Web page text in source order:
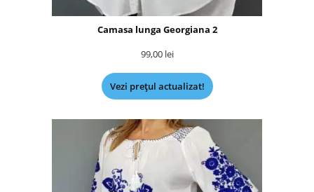
Camasa lunga Georgiana 2
99,00 lei
Vezi prețul actualizat!